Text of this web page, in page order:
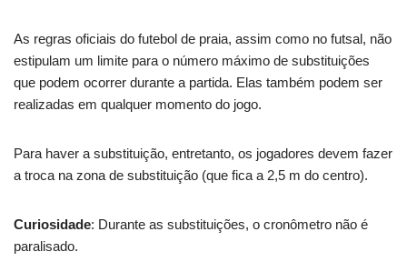
As regras oficiais do futebol de praia, assim como no futsal, não
estipulam um limite para o número máximo de substituições
que podem ocorrer durante a partida. Elas também podem ser
realizadas em qualquer momento do jogo.
Para haver a substituição, entretanto, os jogadores devem fazer
a troca na zona de substituição (que fica a 2,5 m do centro).
Curiosidade: Durante as substituições, o cronômetro não é
paralisado.